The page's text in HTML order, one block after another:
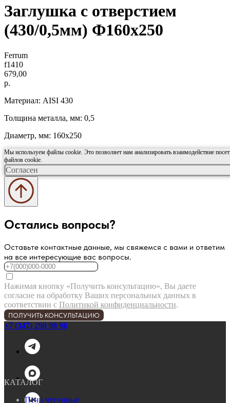
Заглушка с отверстием
(430/0,5мм) Ф160x250
Ferrum
f1410
679,00
р.
Материал: AISI 430
Толщина металла, мм: 0,5
Диаметр, мм: 160x250
Мы используем файлы cookie. Это позволяет нам анализировать взаимодействие
файлов cookie.
Согласен
Остались вопросы?
Оставьте контактные данные, мы свяжемся с вами и ответим
на все интересующие вас вопросы.
Нажимая кнопку «Получить консультацию», Вы даете
согласие на обработку Ваших персональных данных в
соответствии с Политикой конфиденциальности.
ПОЛУЧИТЬ КОНСУЛЬТАЦИЮ
+7 (347) 298 90 98
КАТАЛОГ
Печи чугунные